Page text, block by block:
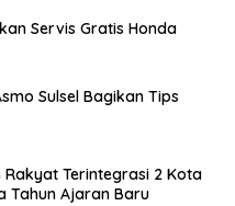
Servis Gratis Honda
Sulsel Bagikan Tips
Rakyat Terintegrasi 2 Kota
Tahun Ajaran Baru